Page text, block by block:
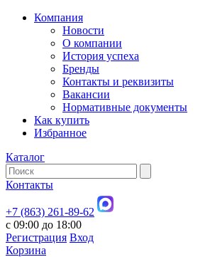
Компания
Новости
О компании
История успеха
Бренды
Контакты и реквизиты
Вакансии
Нормативные документы
Как купить
Избранное
Каталог
Контакты
+7 (863) 261-89-62
с 09:00 до 18:00
Регистрация Вход
Корзина